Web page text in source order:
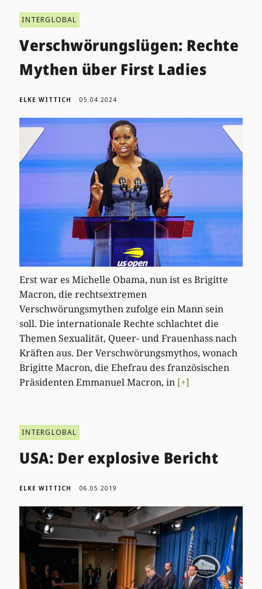
INTERGLOBAL
Verschwörungslügen: Rechte
Mythen über First Ladies
ELKE WITTICH 05.04.2024
Erst war es Michelle Obama, nun ist es Brigitte
Macron, die rechtsextremen
Verschwörungsmythen zufolge ein Mann sein
soll. Die internationale Rechte schlachtet die
Themen Sexualität, Queer- und Frauenhass nach
Kräften aus. Der Verschwörungsmythos, wonach
Brigitte Macron, die Ehefrau des französischen
Präsidenten Emmanuel Macron, in [+]
INTERGLOBAL
USA: Der explosive Bericht
ELKE WITTICH 06.05.2019